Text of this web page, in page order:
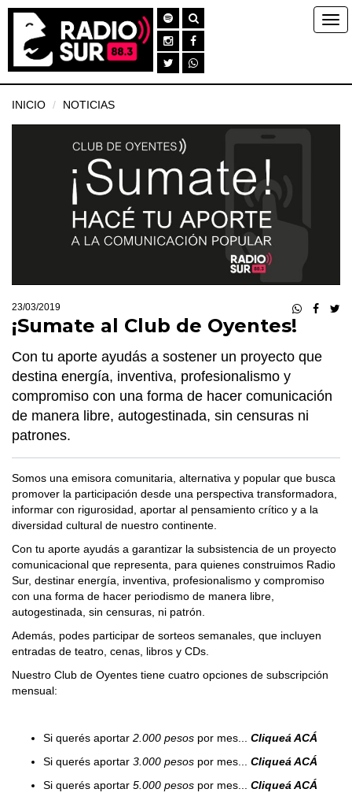
INICIO NOTICIAS
23/03/2019
¡Sumate al Club de Oyentes!
Con tu aporte ayudás a sostener un proyecto que
destina energía, inventiva, profesionalismo y
compromiso con una forma de hacer comunicación
de manera libre, autogestinada, sin censuras ni
patrones.
Somos una emisora comunitaria, alternativa y popular que busca
promover la participación desde una perspectiva transformadora,
informar con rigurosidad, aportar al pensamiento crítico y a la
diversidad cultural de nuestro continente.
Con tu aporte ayudás a garantizar la subsistencia de un proyecto
comunicacional que representa, para quienes construimos Radio
Sur, destinar energía, inventiva, profesionalismo y compromiso
con una forma de hacer periodismo de manera libre,
autogestinada, sin censuras, ni patrón.
Además, podes participar de sorteos semanales, que incluyen
entradas de teatro, cenas, libros y CDs.
Nuestro Club de Oyentes tiene cuatro opciones de subscripción
mensual:
Si querés aportar 2.000 pesos por mes... Cliqueá ACÁ
Si querés aportar 3.000 pesos por mes... Cliqueá ACÁ
Si querés aportar 5.000 pesos por mes... Cliqueá ACÁ